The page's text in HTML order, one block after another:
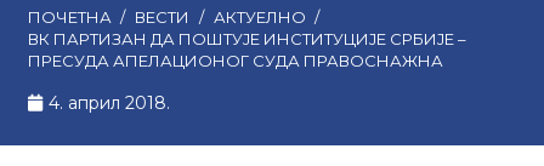
ПОЧЕТНА / ВЕСТИ / АКТУЕЛНО /
ВК ПАРТИЗАН ДА ПОШТУЈЕ ИНСТИТУЦИЈЕ СРБИЈЕ –
ПРЕСУДА АПЕЛАЦИОНОГ СУДА ПРАВОСНАЖНА
4. април 2018.